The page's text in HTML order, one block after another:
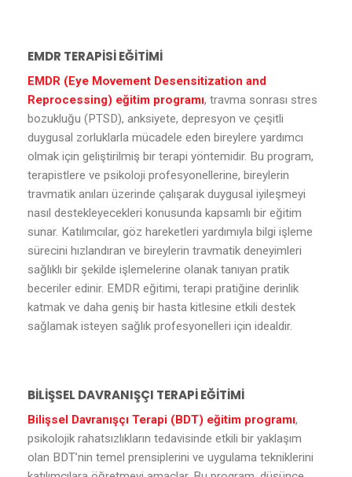
EMDR TERAPİSİ EĞİTİMİ
EMDR (Eye Movement Desensitization and
Reprocessing) eğitim programı, travma sonrası stres
bozukluğu (PTSD), anksiyete, depresyon ve çeşitli
duygusal zorluklarla mücadele eden bireylere yardımcı
olmak için geliştirilmiş bir terapi yöntemidir. Bu program,
terapistlere ve psikoloji profesyonellerine, bireylerin
travmatik anıları üzerinde çalışarak duygusal iyileşmeyi
nasıl destekleyecekleri konusunda kapsamlı bir eğitim
sunar. Katılımcılar, göz hareketleri yardımıyla bilgi işleme
sürecini hızlandıran ve bireylerin travmatik deneyimleri
sağlıklı bir şekilde işlemelerine olanak tanıyan pratik
beceriler edinir. EMDR eğitimi, terapi pratiğine derinlik
katmak ve daha geniş bir hasta kitlesine etkili destek
sağlamak isteyen sağlık profesyonelleri için idealdir.
BİLİŞSEL DAVRANIŞÇI TERAPİ EĞİTİMİ
Bilişsel Davranışçı Terapi (BDT) eğitim programı,
psikolojik rahatsızlıkların tedavisinde etkili bir yaklaşım
olan BDT’nin temel prensiplerini ve uygulama tekniklerini